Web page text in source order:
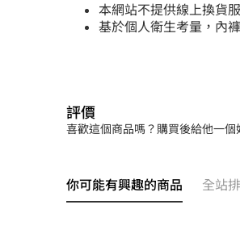
本網站不提供線上換貨
基於個人衛生考量，內
評價
喜歡這個商品嗎？購買後給他一個
你可能有興趣的商品 全站